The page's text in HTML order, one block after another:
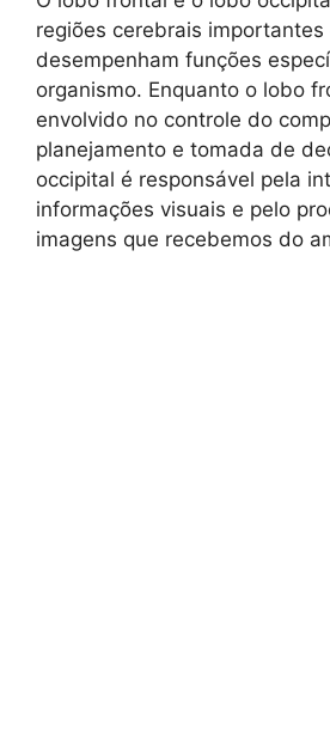
regiões cerebrais importantes
desempenham funções
organismo. Enquanto o lobo
envolvido no controle do
planejamento e tomada de
occipital é responsável pela
informações visuais e pelo
imagens que recebemos do